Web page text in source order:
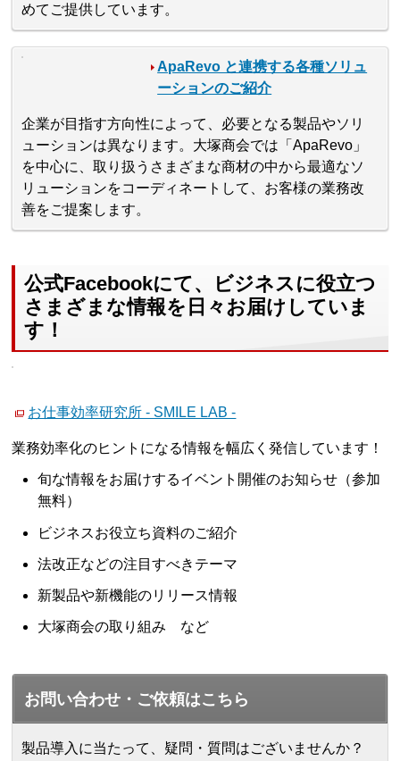
めてご提供しています。
ApaRevo と連携する各種ソリュ
ーションのご紹介
企業が目指す方向性によって、必要となる製品やソリ
ューションは異なります。大塚商会では「ApaRevo」
を中心に、取り扱うさまざまな商材の中から最適なソ
リューションをコーディネートして、お客様の業務改
善をご提案します。
公式Facebookにて、ビジネスに役立つ
さまざまな情報を日々お届けしていま
す！
お仕事効率研究所 - SMILE LAB -
業務効率化のヒントになる情報を幅広く発信しています！
旬な情報をお届けするイベント開催のお知らせ（参加
無料）
ビジネスお役立ち資料のご紹介
法改正などの注目すべきテーマ
新製品や新機能のリリース情報
大塚商会の取り組み など
お問い合わせ・ご依頼はこちら
製品導入に当たって、疑問・質問はございませんか？